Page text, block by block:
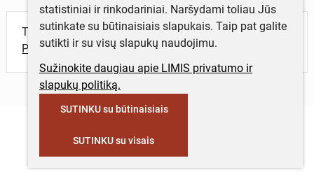
Turite daugiau informacijos apie objektą?
Parašykite mums!
statistiniai ir rinkodariniai. Naršydami toliau Jūs
sutinkate su būtinaisiais slapukais. Taip pat galite
sutikti ir su visų slapukų naudojimu.
Sužinokite daugiau apie LIMIS privatumo ir
slapukų politiką.
SUTINKU su būtinaisiais
SUTINKU su visais